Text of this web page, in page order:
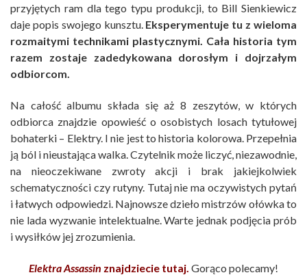
przyjętych ram dla tego typu produkcji, to Bill Sienkiewicz
daje popis swojego kunsztu. Eksperymentuje tu z wieloma
rozmaitymi technikami plastycznymi. Cała historia tym
razem zostaje zadedykowana dorosłym i dojrzałym
odbiorcom.
Na całość albumu składa się aż 8 zeszytów, w których
odbiorca znajdzie opowieść o osobistych losach tytułowej
bohaterki – Elektry. I nie jest to historia kolorowa. Przepełnia
ją ból i nieustająca walka. Czytelnik może liczyć, niezawodnie,
na nieoczekiwane zwroty akcji i brak jakiejkolwiek
schematyczności czy rutyny. Tutaj nie ma oczywistych pytań
i łatwych odpowiedzi. Najnowsze dzieło mistrzów ołówka to
nie lada wyzwanie intelektualne. Warte jednak podjęcia prób
i wysiłków jej zrozumienia.
Elektra Assassin znajdziecie tutaj. Gorąco polecamy!